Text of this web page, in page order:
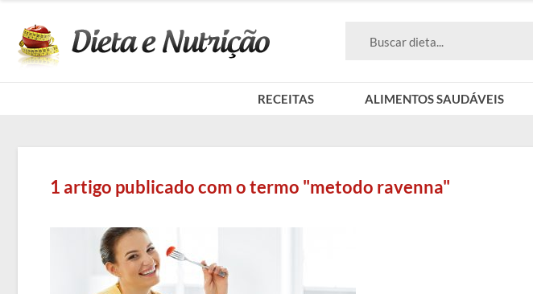
RECEITAS ALIMENTOS SAUDÁVEIS
1 artigo publicado com o termo "metodo ravenna"